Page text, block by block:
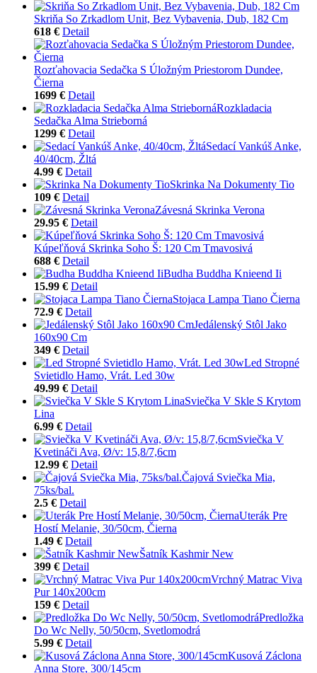
Skriňa So Zrkadlom Unit, Bez Vybavenia, Dub, 182 Cm
618 € Detail
Rozťahovacia Sedačka S Úložným Priestorom Dundee,
Čierna
1699 € Detail
Rozkladacia
Sedačka Alma Strieborná
1299 € Detail
Sedací Vankúš Anke,
40/40cm, Žltá
4.99 € Detail
Skrinka Na Dokumenty Tio
109 € Detail
Závesná Skrinka Verona
29.95 € Detail
Kúpeľňová Skrinka Soho Š: 120 Cm Tmavosivá
688 € Detail
Budha Buddha Knieend Ii
15.99 € Detail
Stojaca Lampa Tiano Čierna
72.9 € Detail
Jedálenský Stôl Jako
160x90 Cm
349 € Detail
Led Stropné
Svietidlo Hamo, Vrát. Led 30w
49.99 € Detail
Sviečka V Skle S Krytom
Lina
6.99 € Detail
Sviečka V
Kvetináči Ava, Ø/v: 15,8/7,6cm
12.99 € Detail
Čajová Sviečka Mia,
75ks/bal.
2.5 € Detail
Uterák Pre
Hostí Melanie, 30/50cm, Čierna
1.49 € Detail
Šatník Kashmir New
399 € Detail
Vrchný Matrac Viva
Pur 140x200cm
159 € Detail
Predložka
Do Wc Nelly, 50/50cm, Svetlomodrá
5.99 € Detail
Kusová Záclona
Anna Store, 300/145cm